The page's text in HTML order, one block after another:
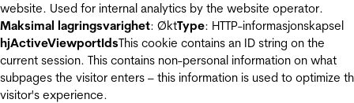
website. Used for internal analytics by the website operator.
Maksimal lagringsvarighet: ØktType: HTTP-informasjonskapsel
hjActiveViewportIdsThis cookie contains an ID string on the
current session. This contains non-personal information on what
subpages the visitor enters – this information is used to optimize
visitor's experience.